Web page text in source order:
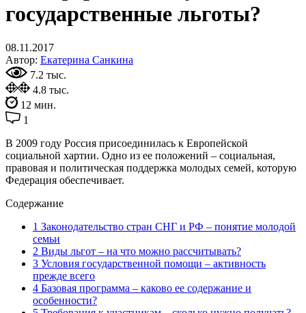
государственные льготы?
08.11.2017
Автор: Екатерина Санкина
7.2 тыс.
4.8 тыс.
12 мин.
1
В 2009 году Россия присоединилась к Европейской
социальной хартии. Одно из ее положений – социальная,
правовая и политическая поддержка молодых семей, которую
Федерация обеспечивает.
Содержание
1 Законодательство стран СНГ и РФ – понятие молодой
семьи
2 Виды льгот – на что можно рассчитывать?
3 Условия государственной помощи – активность
прежде всего
4 Базовая программа – каково ее содержание и
особенности?